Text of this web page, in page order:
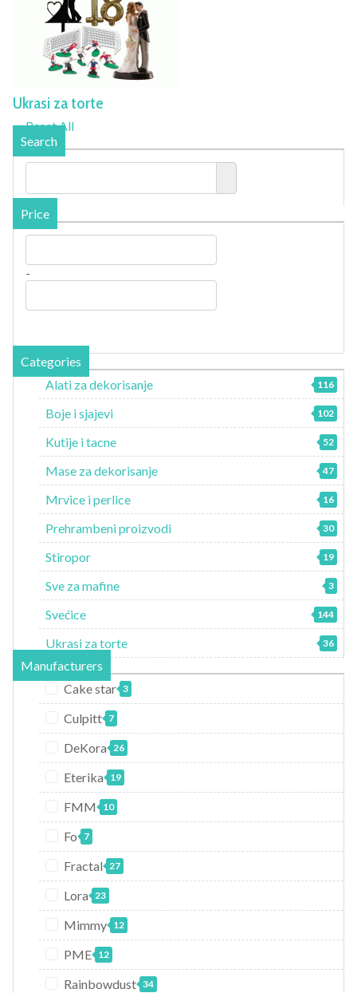
Ukrasi za torte
Reset All
Search
Price
-
Categories
Alati za dekorisanje
116
Boje i sjajevi 102
Kutije i tacne 52
Mase za dekorisanje 47
Mrvice i perlice 16
Prehrambeni proizvodi 30
Stiropor 19
Sve za mafine 3
Svećice 144
Ukrasi za torte 36
Manufacturers
Cake star 3
Culpitt 7
DeKora 26
Eterika 19
FMM 10
Fo 7
Fractal 27
Lora 23
Mimmy 12
PME 12
Rainbowdust 34